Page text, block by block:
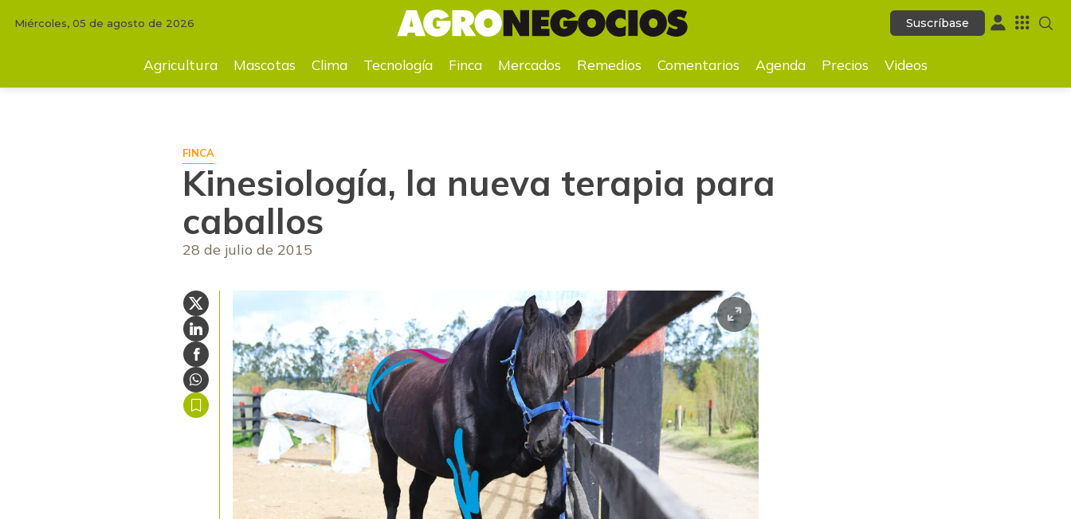
Suscríbase
Kinesiología, la nueva terapia para caballos
Miércoles, 05 de agosto de 2026 Suscríbase
Agricultura Mascotas Clima Tecnología Finca Mercados Remedios Comentarios Agenda Precios Videos
FINCA
Kinesiología, la nueva terapia para
caballos
28 de julio de 2015